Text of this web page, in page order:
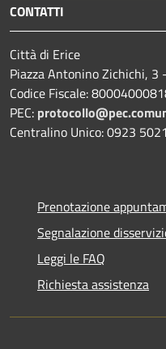
CONTATTI
Città di Erice
Piazza Antonino Zichichi, 3
Codice Fiscale:
PEC:
Centralino Unico: 0923
Prenotazione
Segnalazione
Leggi le FAQ
Richiesta assistenza